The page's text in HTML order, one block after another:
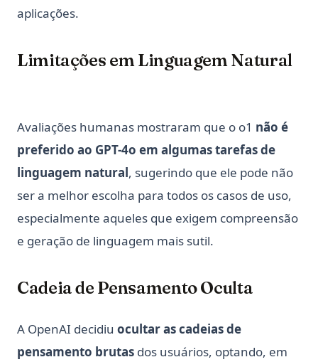
aplicações.
Limitações em Linguagem Natural
Avaliações humanas mostraram que o o1 não é
preferido ao GPT-4o em algumas tarefas de
linguagem natural, sugerindo que ele pode não
ser a melhor escolha para todos os casos de uso,
especialmente aqueles que exigem compreensão
e geração de linguagem mais sutil.
Cadeia de Pensamento Oculta
A OpenAI decidiu ocultar as cadeias de
pensamento brutas dos usuários, optando, em